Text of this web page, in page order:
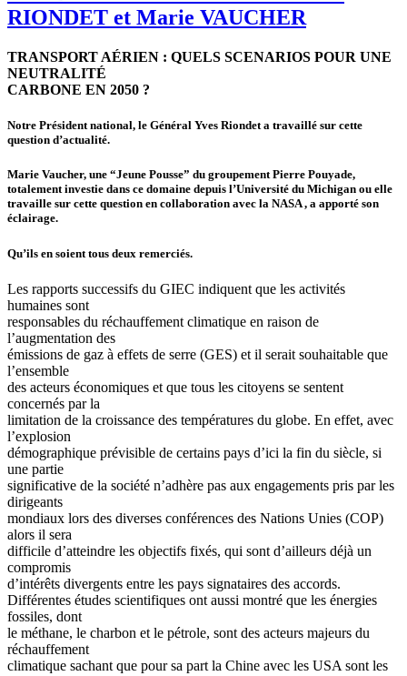
RIONDET et Marie VAUCHER
TRANSPORT AÉRIEN : QUELS SCENARIOS POUR UNE
NEUTRALITÉ
CARBONE EN 2050 ?
Notre Président national, le Général Yves Riondet a travaillé sur cette
question d’actualité.
Marie Vaucher, une “Jeune Pousse” du groupement Pierre Pouyade,
totalement investie dans ce domaine depuis l’Université du Michigan ou elle
travaille sur cette question en collaboration avec la NASA , a apporté son
éclairage.
Qu’ils en soient tous deux remerciés.
Les rapports successifs du GIEC indiquent que les activités
humaines sont
responsables du réchauffement climatique en raison de
l’augmentation des
émissions de gaz à effets de serre (GES) et il serait souhaitable que
l’ensemble
des acteurs économiques et que tous les citoyens se sentent
concernés par la
limitation de la croissance des températures du globe. En effet, avec
l’explosion
démographique prévisible de certains pays d’ici la fin du siècle, si
une partie
significative de la société n’adhère pas aux engagements pris par les
dirigeants
mondiaux lors des diverses conférences des Nations Unies (COP)
alors il sera
difficile d’atteindre les objectifs fixés, qui sont d’ailleurs déjà un
compromis
d’intérêts divergents entre les pays signataires des accords.
Différentes études scientifiques ont aussi montré que les énergies
fossiles, dont
le méthane, le charbon et le pétrole, sont des acteurs majeurs du
réchauffement
climatique sachant que pour sa part la Chine avec les USA sont les